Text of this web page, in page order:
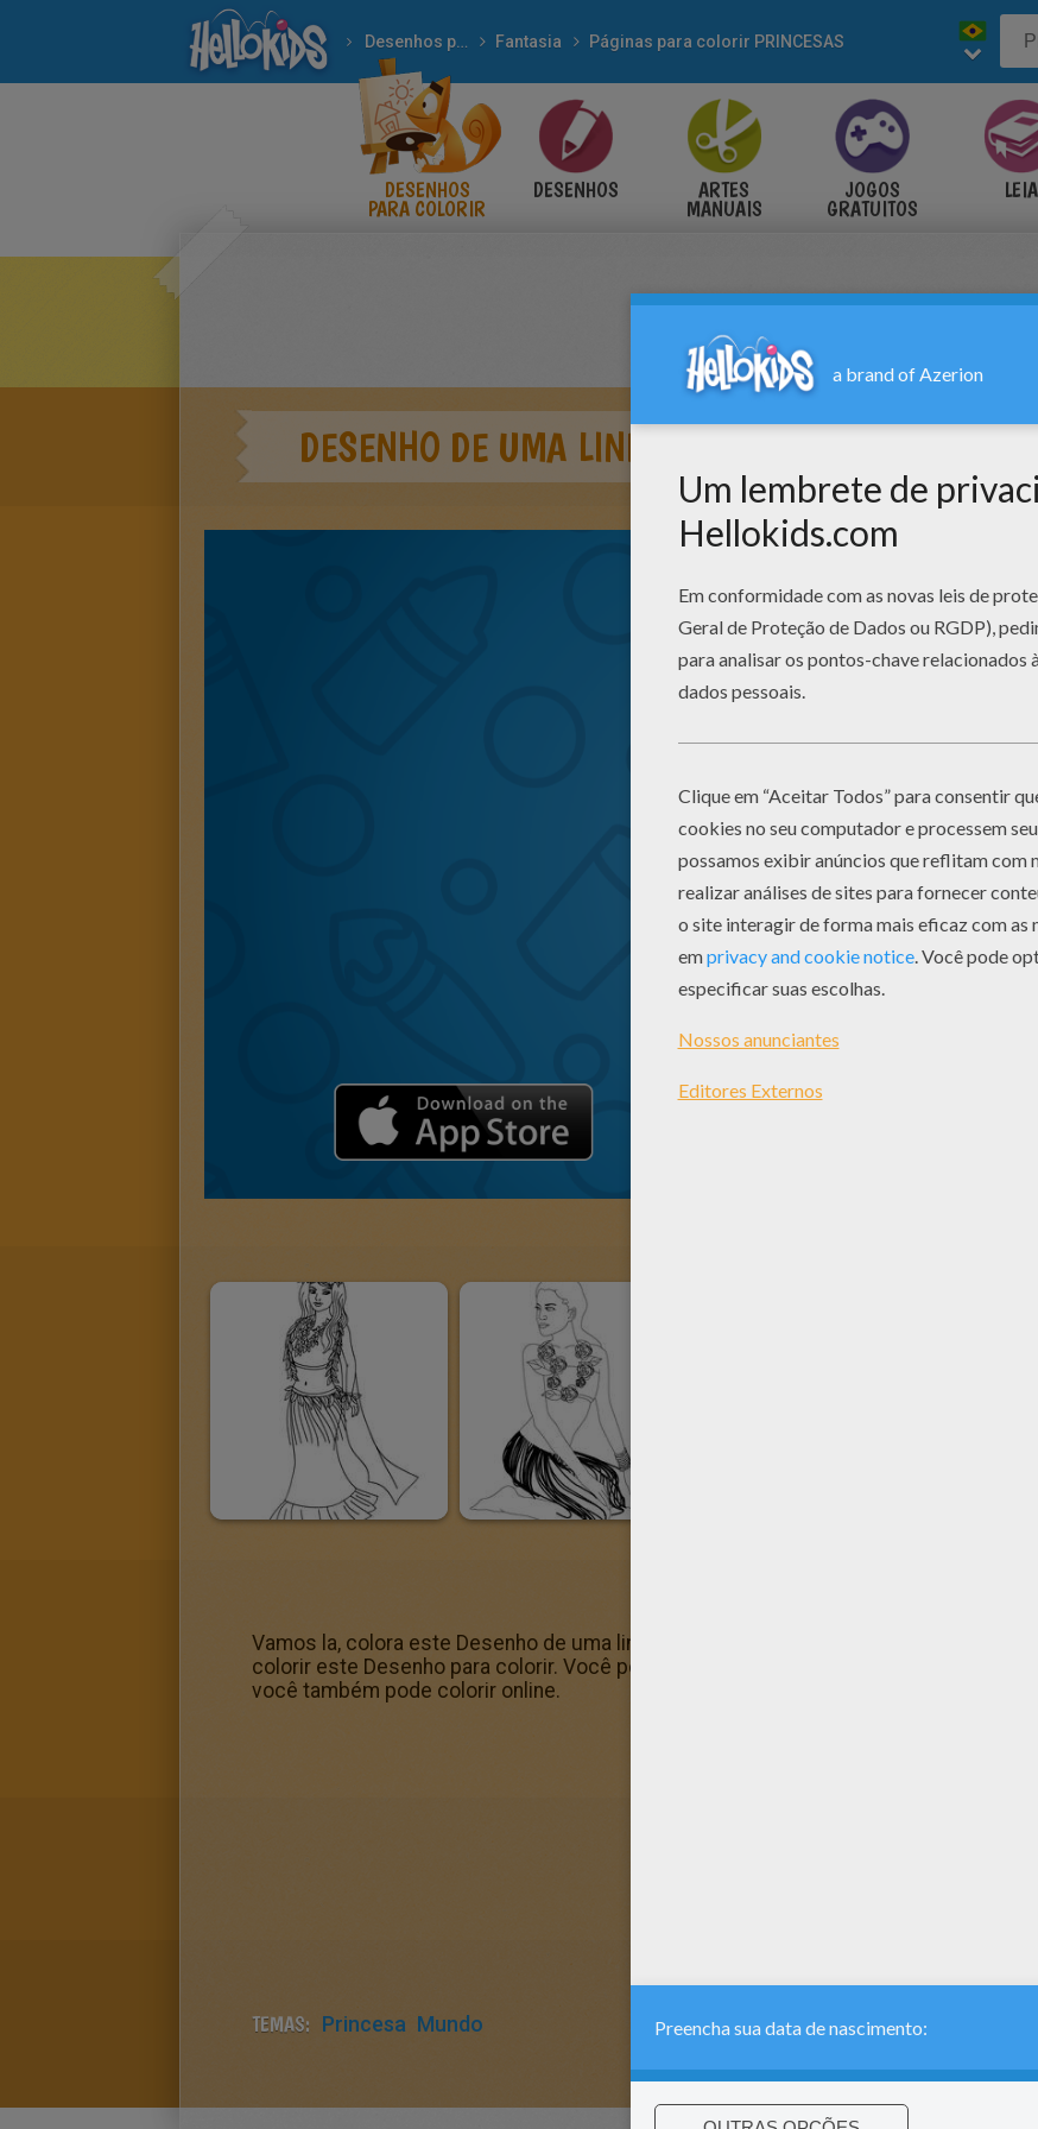
Desenhos para colorir Fantasia Páginas para colorir PRINCESAS
DESENHOS
PARA COLORIR
DESENHOS ARTES
MANUAIS
JOGOS
GRATUITOS
LEIA
DESENHO DE UMA LINDA PRINCESA HAVAIANA
Vamos la, colora este Desenho de uma linda Princesa havaiana para colorir online.
colorir este Desenho para colorir. Você pode iprimir esse Desenho de uma linda
você também pode colorir online.
TEMAS: Princesa Mundo